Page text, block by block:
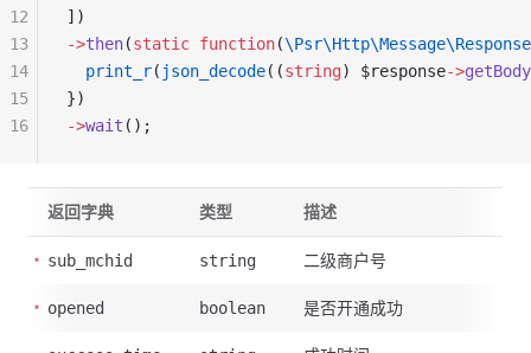
])
->then(static function(
  print_r
( json_decode((string) $response->getBody
})
->wait ();
12
13
14
15
16
返回字典 类型 描述
sub_mchid string 二级商户号
opened boolean 是否开通成功